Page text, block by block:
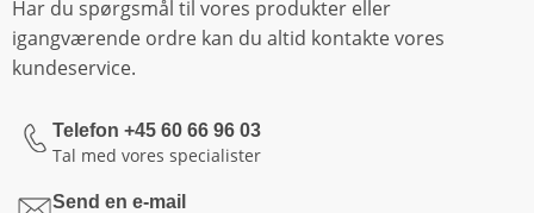
Har du spørgsmål til vores produkter eller
igangværende ordre kan du altid kontakte vores
kundeservice.
Telefon +45 60 66 96 03
Tal med vores specialister
Send en e-mail